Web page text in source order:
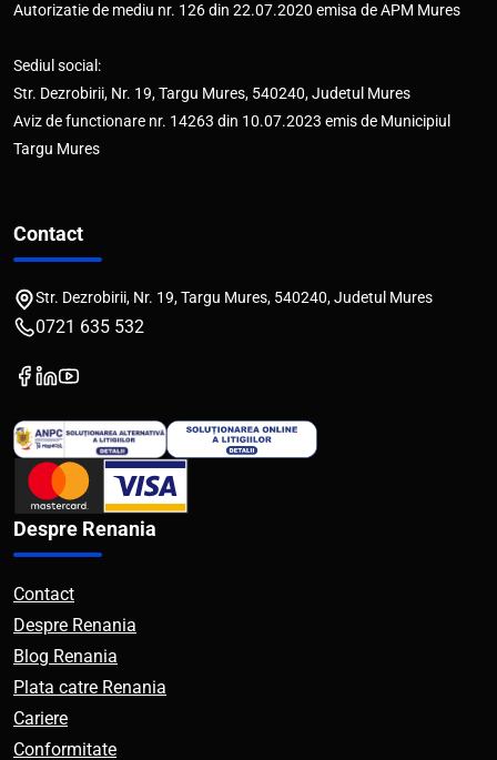
Autorizatie de mediu nr. 126 din 22.07.2020 emisa de APM Mures
Sediul social:
Str. Dezrobirii, Nr. 19, Targu Mures, 540240, Judetul Mures
Aviz de functionare nr. 14263 din 10.07.2023 emis de Municipiul
Targu Mures
Contact
Str. Dezrobirii, Nr. 19, Targu Mures, 540240, Judetul Mures
0721 635 532
Despre Renania
Contact
Despre Renania
Blog Renania
Plata catre Renania
Cariere
Conformitate